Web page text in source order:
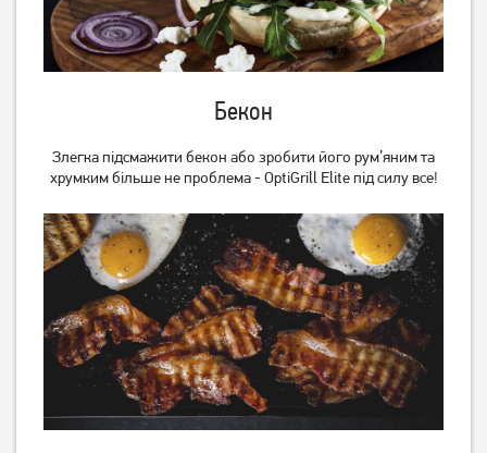
Гриль Esperanza EKG007
грн
1 929грн
Електрошашличниця
Ardesto VEG-HY1000
1 669грн
1 329грн
Бекон
Злегка підсмажити бекон або зробити його рум’яним та
хрумким більше не проблема - OptiGrill Elite під силу все!